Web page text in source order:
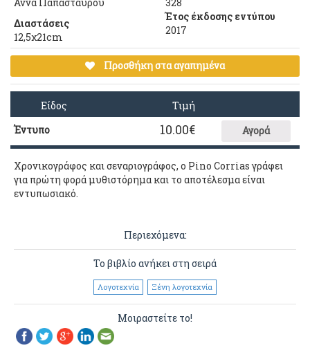
Διαστάσεις
12,5χ21cm
Έτος έκδοσης εντύπου
2017
Προσθήκη στα αγαπημένα
Είδος
Τιμή
Έντυπο
10.00€ Αγορά
Χρονικογράφος και σεναριογράφος, ο Pino Corrias γράφει
για πρώτη φορά μυθιστόρημα και το αποτέλεσμα είναι
εντυπωσιακό.
Περιεχόμενα:
Το βιβλίο ανήκει στη σειρά
Λογοτεχνία Ξένη λογοτεχνία
Μοιραστείτε το!